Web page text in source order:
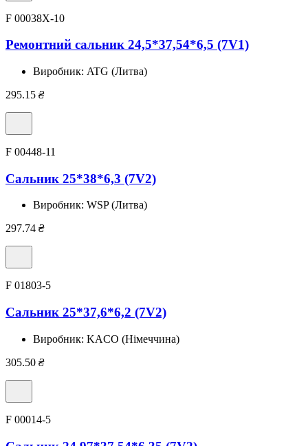
F 00038X-10
Ремонтний сальник 24,5*37,54*6,5 (7V1)
Виробник: ATG (Литва)
295.15 ₴
F 00448-11
Сальник 25*38*6,3 (7V2)
Виробник: WSP (Литва)
297.74 ₴
F 01803-5
Сальник 25*37,6*6,2 (7V2)
Виробник: KACO (Німеччина)
305.50 ₴
F 00014-5